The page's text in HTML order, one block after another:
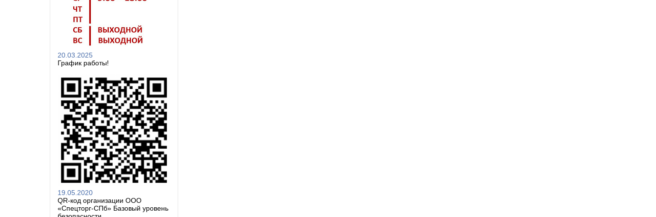
20.03.2025
График работы!
19.05.2020
QR-код организации ООО
«Спецторг-СПб» Базовый уровень